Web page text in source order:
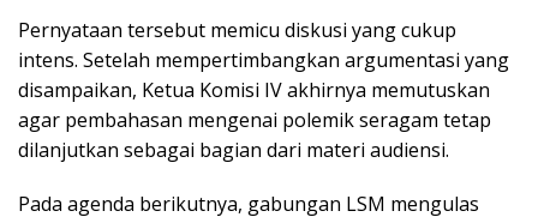
Pernyataan tersebut memicu diskusi yang cukup
intens. Setelah mempertimbangkan argumentasi yang
disampaikan, Ketua Komisi IV akhirnya memutuskan
agar pembahasan mengenai polemik seragam tetap
dilanjutkan sebagai bagian dari materi audiensi.
Pada agenda berikutnya, gabungan LSM mengulas